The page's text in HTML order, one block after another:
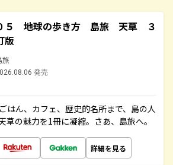
５ 地球の歩き方 島旅 天草 ３
版
旅
発売
はん、カフェ、歴史的名所まで、島の人
草の魅力を1冊に凝縮。さあ、島旅へ。
詳細を見る